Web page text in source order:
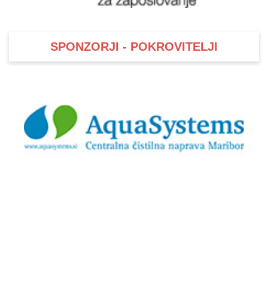
SPONZORJI - POKROVITELJI